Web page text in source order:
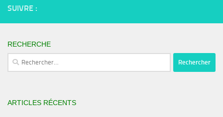
SUIVRE :
RECHERCHE
Rechercher :
ARTICLES RÉCENTS